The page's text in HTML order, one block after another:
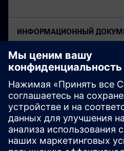
ИНФОРМАЦИОННЫЙ
Соответствие
для систем на
Для удовлетворения
Arm в стандартизации
Arm® SystemReady для
партнеров в экосистеме